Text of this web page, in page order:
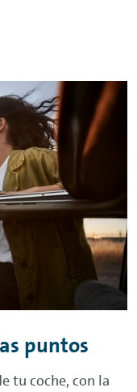
puntos
tu coche, con la